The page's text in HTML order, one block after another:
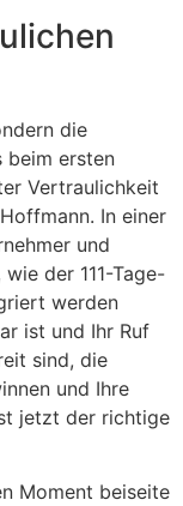
die
beim ersten
Vertraulichkeit
In einer
und
der 111-Tage-
werden
ist und Ihr Ruf
sind, die
und Ihre
jetzt der richtige
Moment beiseite